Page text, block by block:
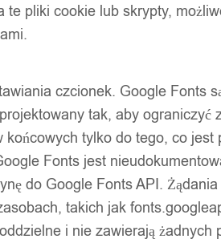
te pliki cookie lub skrypty,
czcionek. Google Fonts
tak, aby ograniczyć
tylko do tego, co
Fonts jest
do Google Fonts API.
takich jak
i nie zawierają żadnych